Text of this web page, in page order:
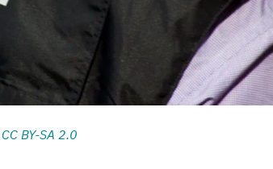
CC BY-SA 2.0